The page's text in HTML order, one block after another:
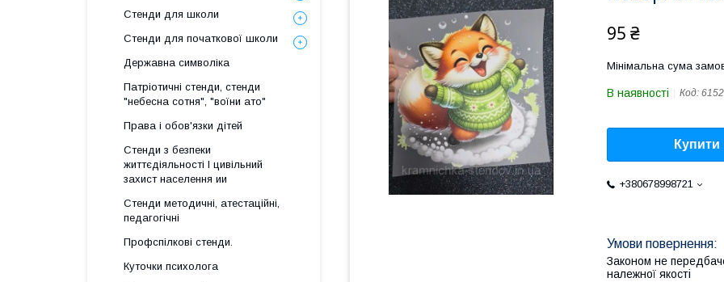
95 ₴
Мінімальна сума
В наявності Код: 6152
Купити
+380678998721
Законом не
належної якості
Стенди для школи
Стенди для початкової школи
Державна символіка
Патріотичні стенди, стенди
"небесна сотня", "воїни ато"
Права і обов'язки дітей
Стенди з безпеки
життєдіяльності І цивільний
захист населення ии
Стенди методичні, атестаційні,
педагогічні
Профспілкові стенди.
Куточки психолога